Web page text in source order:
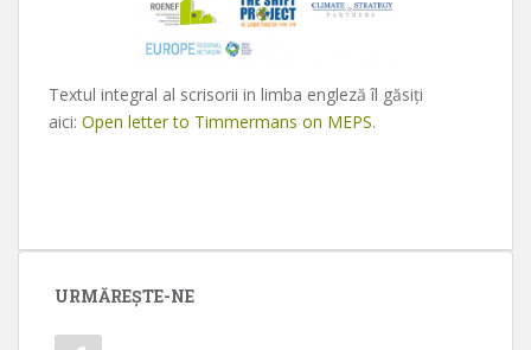
Textul integral al scrisorii in limba engleză îl găsiţi
aici: Open letter to Timmermans on MEPS.
URMĂREȘTE-NE